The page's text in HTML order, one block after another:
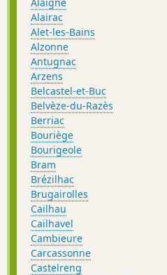
Alairac
Alet-les-Bains
Alzonne
Antugnac
Arzens
Belcastel-et-Buc
Belvèze-du-Razès
Berriac
Bouriège
Bourigeole
Bram
Brézilhac
Brugairolles
Cailhau
Cailhavel
Cambieure
Carcassonne
Castelreng